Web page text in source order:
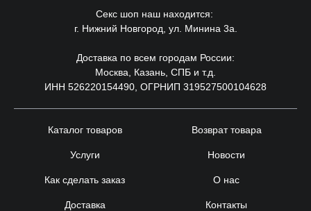
Секс шоп наш находится:
г. Нижний Новгород, ул. Минина 3а.
Доставка по всем городам России:
Москва, Казань, СПБ и т.д.
ИНН 526220154490, ОГРНИП 319527500104628
Каталог товаров
Услуги
Как сделать заказ
Доставка
Возврат товара
Новости
О нас
Контакты